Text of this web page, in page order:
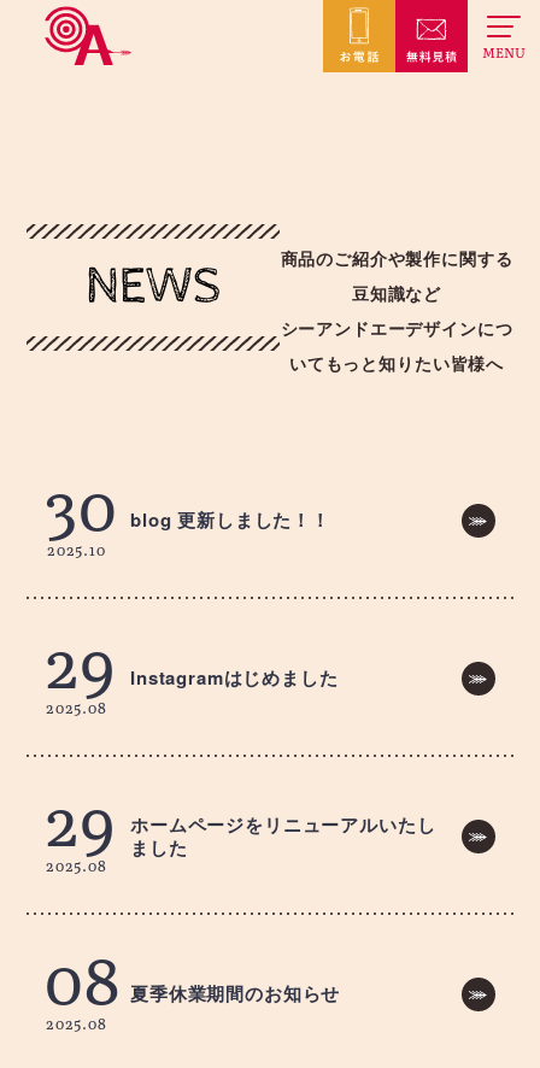
MENU
NEWS
商品のご紹介や製作に関する
豆知識など
シーアンドエーデザインにつ
いてもっと知りたい皆様へ
30
2025.10
blog 更新しました！！
29
2025.08
Instagramはじめました
29
2025.08
ホームページをリニューアルいたし
ました
08
2025.08
夏季休業期間のお知らせ